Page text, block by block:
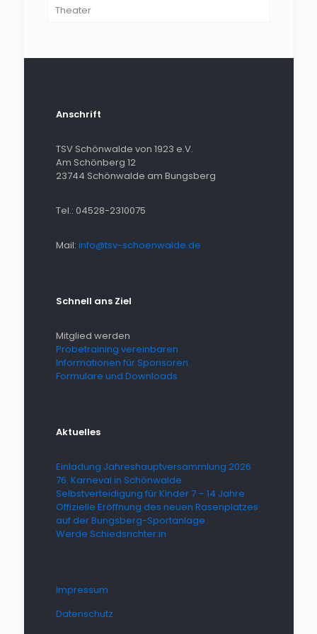
Body & Weight
Theater
Anschrift
TSV Schönwalde von 1923 e.V.
Am Schönberg 12
23744 Schönwalde am Bungsberg
Tel.: 04528-2310075
Mail: info@tsv-schoenwalde.de
Schnell ans Ziel
Mitglied werden
Probetraining vereinbaren
Informationen für Sponsoren
Formulare und Downloads
Aktuelles
Einladung Jahreshauptversammlung 2026
76. Karneval in Schönwalde
Selbstverteidigung für Kinder 7 – 14 Jahre
Offizielle Eröffnung des neuen Rasenplatzes
auf der Bungsberg-Sportanlage
Werde Schiedsrichter:in
Impressum
Datenschutz